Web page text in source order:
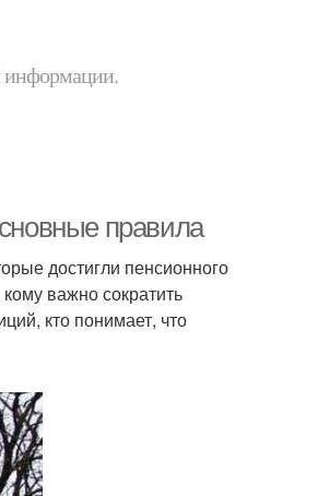
информации.
правила
достигли пенсионного
важно сократить
кто понимает, что